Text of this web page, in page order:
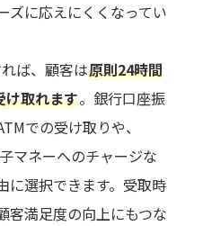
ズに応えにくくなってい
ば、顧客は原則24時間
け取れます。銀行口座振
での受け取りや、
マネーへのチャージな
に選択できます。受取時
客満足度の向上にもつな